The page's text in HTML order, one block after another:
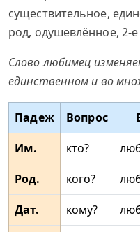
существительное,
род, одушевлённое, 2-
Слово любимец
единственном и во
Падеж Вопрос
Им.
кто?
Род.
кого?
Дат.
кому?